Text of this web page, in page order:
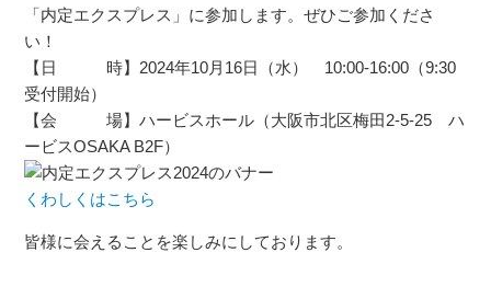
「内定エクスプレス」に参加します。ぜひご参加くださ
い！
【日 時】 2024年10月16日（水） 10:00-16:00（9:30
受付開始）
【会 場】ハービスホール（大阪市北区梅田2-5-25 ハ
ービスOSAKA B2F）
くわしくはこちら
皆様に会えることを楽しみにしております。